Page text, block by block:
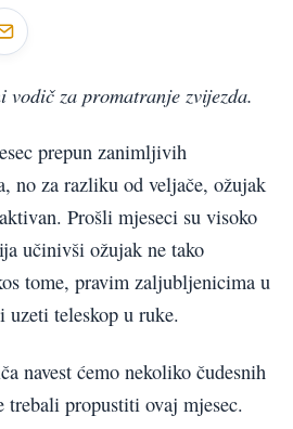
vodič za promatranje zvijezda.
prepun zanimljivih
no za razliku od veljače, ožujak
Prošli mjeseci su visoko
učinivši ožujak ne tako
tome, pravim zaljubljenicima u
uzeti teleskop u ruke.
navest ćemo nekoliko čudesnih
trebali propustiti ovaj mjesec.